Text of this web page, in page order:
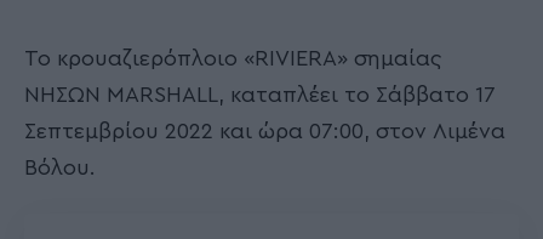
Το κρουαζιερόπλοιο «RIVIERA» σημαίας
ΝΗΣΩΝ MARSHALL, καταπλέει το Σάββατο 17
Σεπτεμβρίου 2022 και ώρα 07:00, στον Λιμένα
Βόλου.